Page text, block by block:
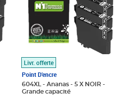
Livr. offerte
Point D'encre
604XL - Ananas - 5 X NOIR -
Grande capacité